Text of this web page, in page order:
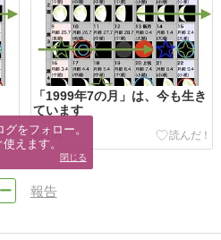
「1999年7の月」は、今も生き
ています
2日前
報告
をフォロー。
えます。
閉じる